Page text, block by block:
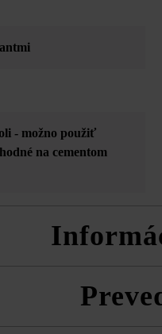
- možno použiť
na cementom
produkt. Malé vzduchové